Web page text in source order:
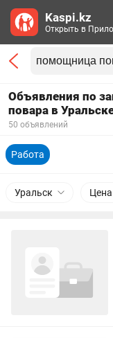
Объявления по
повара в
50 объявлений
Работа
Уральск Цена
Kaspi.kz
Открыть в